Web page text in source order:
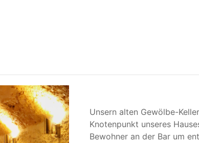
Unsern alten Gewölbe-
Knotenpunkt unseres
Bewohner an der Bar um